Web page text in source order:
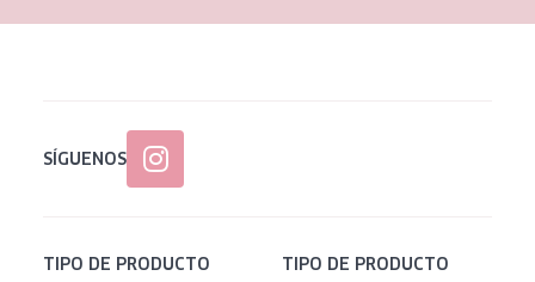
SÍGUENOS
TIPO DE PRODUCTO TIPO DE PRODUCTO